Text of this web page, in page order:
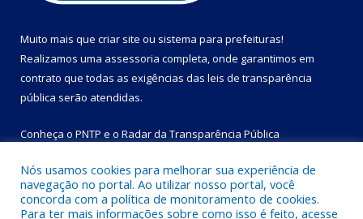
Muito mais que criar site ou sistema para prefeituras!
Realizamos uma assessoria completa, onde garantimos em
contrato que todas as exigências das leis de transparência
pública serão atendidas.
Conheça o PNTP e o Radar da Transparência Pública
Nós usamos cookies para melhorar sua experiência de
navegação no portal. Ao utilizar nosso portal, você
concorda com a política de monitoramento de cookies.
Para ter mais informações sobre como isso é feito, acesse